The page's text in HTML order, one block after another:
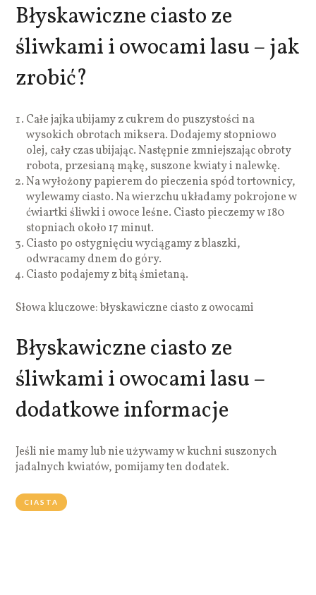
Błyskawiczne ciasto ze
śliwkami i owocami lasu – jak
zrobić?
Całe jajka ubijamy z cukrem do puszystości na
wysokich obrotach miksera. Dodajemy stopniowo
olej, cały czas ubijając. Następnie zmniejszając obroty
robota, przesianą mąkę, suszone kwiaty i nalewkę.
Na wyłożony papierem do pieczenia spód tortownicy,
wylewamy ciasto. Na wierzchu układamy pokrojone w
ćwiartki śliwki i owoce leśne. Ciasto pieczemy w 180
stopniach około 17 minut.
Ciasto po ostygnięciu wyciągamy z blaszki,
odwracamy dnem do góry.
Ciasto podajemy z bitą śmietaną.
Słowa kluczowe: błyskawiczne ciasto z owocami
Błyskawiczne ciasto ze
śliwkami i owocami lasu –
dodatkowe informacje
Jeśli nie mamy lub nie używamy w kuchni suszonych
jadalnych kwiatów, pomijamy ten dodatek.
CIASTA